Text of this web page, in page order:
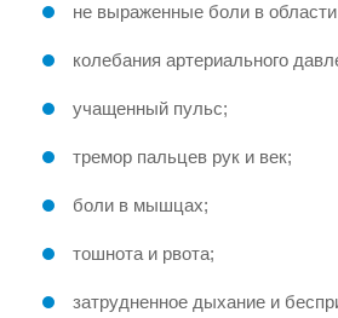
не выраженные боли в
колебания артериального
учащенный пульс;
тремор пальцев рук и век;
боли в мышцах;
тошнота и рвота;
затрудненное дыхание и